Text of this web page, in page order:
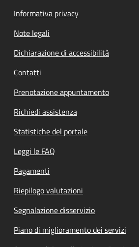
Informativa privacy
Note legali
Dichiarazione di accessibilità
Contatti
Prenotazione appuntamento
Richiedi assistenza
Statistiche del portale
Leggi le FAQ
Pagamenti
Riepilogo valutazioni
Segnalazione disservizio
Piano di miglioramento dei servizi